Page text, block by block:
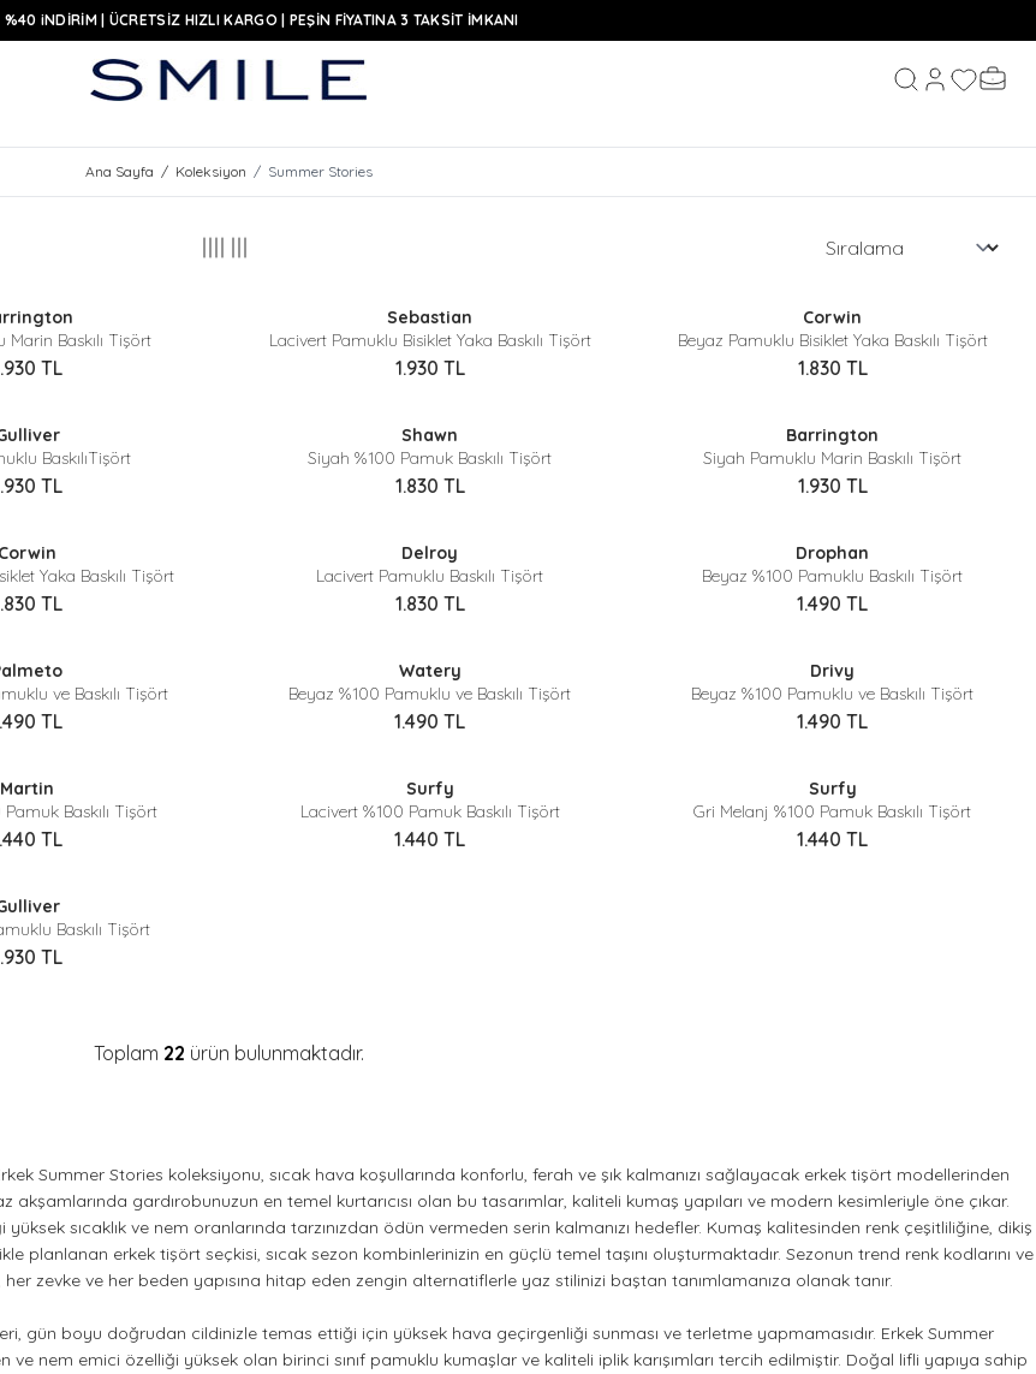
%40 iNDİRİM | ÜCRETSİZ HIZLI KARGO | PEŞİN FİYATINA 3 TAKSİT İMKANI
Hesabım
Favorilerim
Ana Sayfa / Koleksiyon / Summer Stories
Marin Baskılı Tişört
TL
Sebastian
Lacivert Pamuklu Bisiklet Yaka Baskılı Tişört
1.930 TL
Corwin
Beyaz Pamuklu Bisiklet Yaka Baskılı Tişört
1.830 TL
BaskılıTişört
TL
Shawn
Siyah %100 Pamuk Baskılı Tişört
1.830 TL
Barrington
Siyah Pamuklu Marin Baskılı Tişört
1.930 TL
Corwin
Yaka Baskılı Tişört
TL
Delroy
Lacivert Pamuklu Baskılı Tişört
1.830 TL
Drophan
Beyaz %100 Pamuklu Baskılı Tişört
1.490 TL
ve Baskılı Tişört
TL
Watery
Beyaz %100 Pamuklu ve Baskılı Tişört
1.490 TL
Drivy
Beyaz %100 Pamuklu ve Baskılı Tişört
1.490 TL
Martin
Baskılı Tişört
TL
Surfy
Lacivert %100 Pamuk Baskılı Tişört
1.440 TL
Surfy
Gri Melanj %100 Pamuk Baskılı Tişört
1.440 TL
Baskılı Tişört
TL
Toplam 22 ürün bulunmaktadır.
Summer Stories koleksiyonu, sıcak hava koşullarında konforlu, ferah ve şık kalmanızı sağlayacak erkek tişört modellerinden
gardırobunuzun en temel kurtarıcısı olan bu tasarımlar, kaliteli kumaş yapıları ve modern kesimleriyle öne çıkar.
sıcaklık ve nem oranlarında tarzınızdan ödün vermeden serin kalmanızı hedefler. Kumaş kalitesinden renk çeşitliliğine, dikiş
planlanan erkek tişört seçkisi, sıcak sezon kombinlerinizin en güçlü temel taşını oluşturmaktadır. Sezonun trend renk kodlarını ve
zevke ve her beden yapısına hitap eden zengin alternatiflerle yaz stilinizi baştan tanımlamanıza olanak tanır.
gün boyu doğrudan cildinizle temas ettiği için yüksek hava geçirgenliği sunması ve terletme yapmamasıdır. Erkek Summer
nem emici özelliği yüksek olan birinci sınıf pamuklu kumaşlar ve kaliteli iplik karışımları tercih edilmiştir. Doğal lifli yapıya sahip